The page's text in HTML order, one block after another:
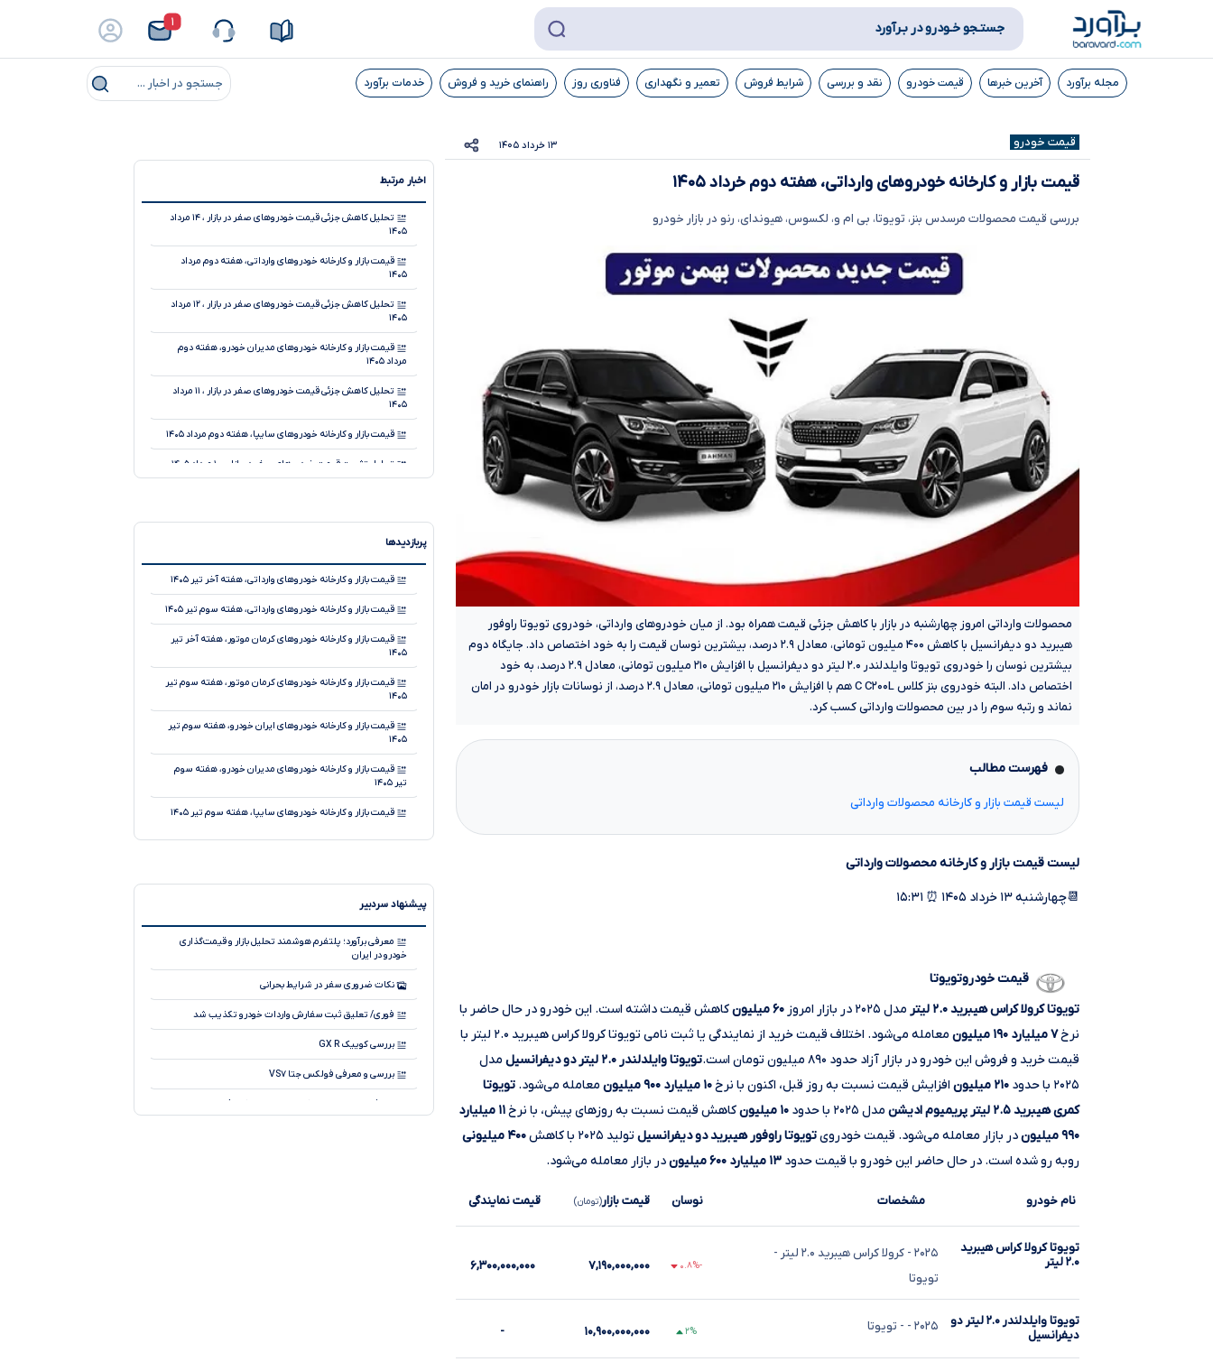
۱ جستـجو خـودرو در بـرآورد
مجله برآورد آخرین خبرها قیمت خودرو نقد و بررسی شرایط فروش تعمیر و نگهداری فناوری روز راهنمای خرید و فروش خدمات برآورد جستجو در اخبار ...
قیمت خودرو ۱۳ خرداد ۱۴۰۵
قیمت بازار و کارخانه خودروهای وارداتی، هفته دوم خرداد ۱۴۰۵
بررسی قیمت محصولات مرسدس بنز، تویوتا، بی ام و، لکسوس، هیوندای، رنو در بازار خودرو
محصولات وارداتی امروز چهارشنبه در بازار با کاهش جزئی قیمت همراه بود. از میان خودروهای وارداتی، خودروی تویوتا راوفور
هیبرید دو دیفرانسیل با کاهش ۴۰۰ میلیون تومانی، معادل ۲.۹ درصد، بیشترین نوسان قیمت را به خود اختصاص داد. جایگاه دوم
بیشترین نوسان را خودروی تویوتا وایلدلندر ۲.۰ لیتر دو دیفرانسیل با افزایش ۲۱۰ میلیون تومانی، معادل ۲.۹ درصد، به خود
اختصاص داد. البته خودروی بنز کلاس C C۲۰۰L هم با افزایش ۲۱۰ میلیون تومانی، معادل ۲.۹ درصد، از نوسانات بازار خودرو در امان
نماند و رتبه سوم را در بین محصولات وارداتی کسب کرد.
فهرست مطالب
لیست قیمت بازار و کارخانه محصولات وارداتی
لیست قیمت بازار و کارخانه محصولات وارداتی
📆چهارشنبه ۱۳ خرداد ۱۴۰۵ ⏰ ۱۵:۳۱
قیمت خودروتویوتا
تویوتا کرولا کراس هیبرید ۲.۰ لیتر
مدل ۲۰۲۵ در بازار امروز ۶۰ میلیون
کاهش قیمت داشته است. این خودرو در حال حاضر با
نرخ۷ میلیارد ۱۹۰ میلیون
معامله می‌شود. اختلاف قیمت خرید از نمایندگی یا ثبت نامی تویوتا کرولا کراس هیبرید ۲.۰ لیتر با
قیمت خرید و فروش این خودرو در بازار آزاد حدود ۸۹۰ میلیون تومان است.
تویوتا وایلدلندر ۲.۰ لیتر دو دیفرانسیل
مدل
۲۰۲۵ با حدود
۲۱۰ میلیون افزایش قیمت نسبت به روز قبل، اکنون با نرخ۱۰ میلیارد ۹۰۰ میلیون معامله می‌شود. تویوتا
کمری هیبرید ۲.۵ لیتر پریمیوم ادیشن
مدل ۲۰۲۵ با حدود ۱۰ میلیون کاهش قیمت نسبت به روزهای پیش، با نرخ
۱۱ میلیارد
۹۹۰ میلیون
در بازار معامله می‌شود. قیمت خودرویتویوتا راوفور هیبرید دو دیفرانسیل تولید ۲۰۲۵ با کاهش
۴۰۰ میلیونی
روبه‌ رو شده است. در حال حاضر این خودرو با قیمت حدود ۱۳ میلیارد ۶۰۰ میلیون در بازار معامله می‌شود.
نام خودرو مشخصات نوسان قیمت بازار(تومان) قیمت نمایندگی
تویوتا کرولا کراس هیبرید
۲.۰ لیتر
۲۰۲۵ - کرولا کراس هیبرید ۲.۰ لیتر
-
تویوتا
-۰.۸% ۷,۱۹۰,۰۰۰,۰۰۰ ۶,۳۰۰,۰۰۰,۰۰۰
تویوتا وایلدلندر ۲.۰ لیتر دو
دیفرانسیل
۲۰۲۵ - - تویوتا ۲% ۱۰,۹۰۰,۰۰۰,۰۰۰ -
اخبار مرتبط
تحلیل کاهش جزئی قیمت خودروهای صفر در بازار ، ۱۴ مرداد
۱۴۰۵
قیمت بازار و کارخانه خودروهای وارداتی، هفته دوم مرداد
۱۴۰۵
تحلیل کاهش جزئی قیمت خودروهای صفر در بازار ، ۱۲ مرداد
۱۴۰۵
قیمت بازار و کارخانه خودروهای مدیران خودرو، هفته دوم
مرداد ۱۴۰۵
تحلیل کاهش جزئی قیمت خودروهای صفر در بازار ، ۱۱ مرداد
۱۴۰۵
قیمت بازار و کارخانه خودروهای سایپا، هفته دوم مرداد ۱۴۰۵
تحلیل تثبیت قیمت خودروهای صفر در بازار ، ۱۰ مرداد ۱۴۰۵
تحلیل تثبیت قیمت خودروهای صفر در بازار ، ۷ مرداد ۱۴۰۵
قیمت بازار و کارخانه خودروهای وارداتی، هفته اول مرداد ۱۴۰۵
تحلیل تثبیت قیمت خودروهای صفر در بازار ، ۶ مرداد ۱۴۰۵
قیمت بازار و کارخانه خودروهای کرمان موتور، هفته اول مرداد
۱۴۰۵
تحلیل کاهش جزئی قیمت خودروهای صفر در بازار ، ۴ مرداد
۱۴۰۵
قیمت بازار و کارخانه خودروهای سایپا، هفته اول مرداد ۱۴۰۵
۱۴۰۵
پربازدیدها
قیمت بازار و کارخانه خودروهای وارداتی، هفته آخر تیر ۱۴۰۵
قیمت بازار و کارخانه خودروهای وارداتی، هفته سوم تیر ۱۴۰۵
قیمت بازار و کارخانه خودروهای کرمان موتور، هفته آخر تیر
۱۴۰۵
قیمت بازار و کارخانه خودروهای کرمان موتور، هفته سوم تیر
۱۴۰۵
قیمت بازار و کارخانه خودروهای ایران خودرو، هفته سوم تیر
۱۴۰۵
قیمت بازار و کارخانه خودروهای مدیران خودرو، هفته سوم
تیر ۱۴۰۵
قیمت بازار و کارخانه خودروهای سایپا، هفته سوم تیر ۱۴۰۵
تحلیل نوسان قیمت خودروهای صفر در بازار ، ۲۱ تیر ۱۴۰۵
تحلیل نوسان قیمت خودروهای صفر در بازار ، ۲۴ تیر ۱۴۰۵
تحلیل نوسان قیمت خودروهای صفر در بازار ، ۲۸ تیر ۱۴۰۵
پیشنهاد سردبیر
معرفی برآورد؛ پلتفرم هوشمند تحلیل بازار و قیمت‌گذاری
خودرو در ایران
نکات ضروری سفر در شرایط بحرانی
فوری/ تعلیق ثبت سفارش واردات خودرو تکذیب شد
بررسی کوییک GX R
بررسی و معرفی فولکس جتا VS۷
معرفی محصول جدید کمپانی چری، جیکو J۸